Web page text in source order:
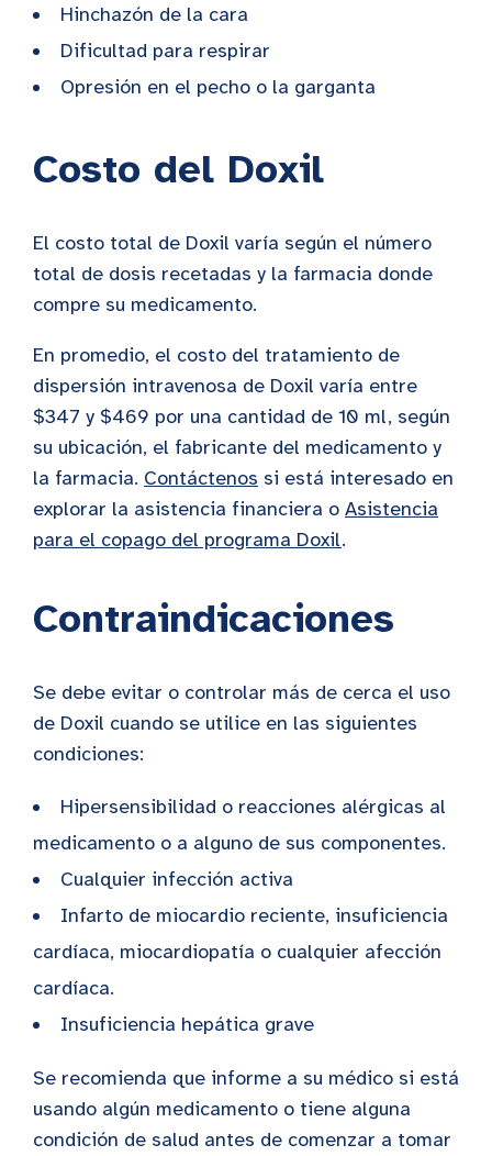
Hinchazón de la cara
Dificultad para respirar
Opresión en el pecho o la garganta
Costo del Doxil
El costo total de Doxil varía según el número
total de dosis recetadas y la farmacia donde
compre su medicamento.
En promedio, el costo del tratamiento de
dispersión intravenosa de Doxil varía entre
$347 y $469 por una cantidad de 10 ml, según
su ubicación, el fabricante del medicamento y
la farmacia. Contáctenos si está interesado en
explorar la asistencia financiera o Asistencia
para el copago del programa Doxil.
Contraindicaciones
Se debe evitar o controlar más de cerca el uso
de Doxil cuando se utilice en las siguientes
condiciones:
Hipersensibilidad o reacciones alérgicas al
medicamento o a alguno de sus componentes.
Cualquier infección activa
Infarto de miocardio reciente, insuficiencia
cardíaca, miocardiopatía o cualquier afección
cardíaca.
Insuficiencia hepática grave
Se recomienda que informe a su médico si está
usando algún medicamento o tiene alguna
condición de salud antes de comenzar a tomar